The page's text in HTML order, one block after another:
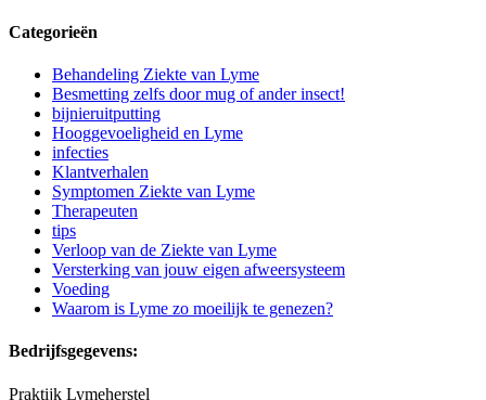
Categorieën
Behandeling Ziekte van Lyme
Besmetting zelfs door mug of ander insect!
bijnieruitputting
Hooggevoeligheid en Lyme
infecties
Klantverhalen
Symptomen Ziekte van Lyme
Therapeuten
tips
Verloop van de Ziekte van Lyme
Versterking van jouw eigen afweersysteem
Voeding
Waarom is Lyme zo moeilijk te genezen?
Bedrijfsgegevens:
Praktijk Lymeherstel